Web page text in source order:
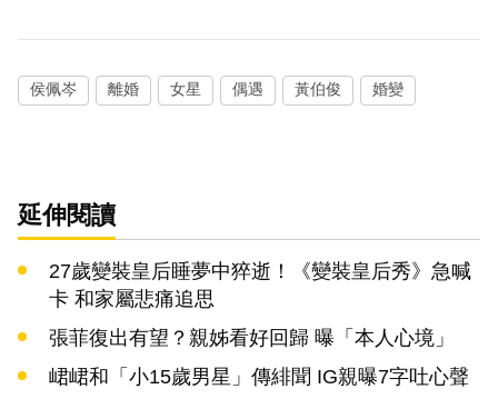
侯佩岑 離婚 女星 偶遇 黃伯俊 婚變
延伸閱讀
27歲變裝皇后睡夢中猝逝！《變裝皇后秀》急喊
卡 和家屬悲痛追思
張菲復出有望？親姊看好回歸 曝「本人心境」
峮峮和「小15歲男星」傳緋聞 IG親曝7字吐心聲